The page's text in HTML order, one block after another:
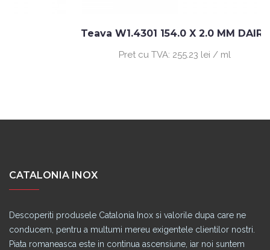
Teava W1.4301 154.0 X 2.0 MM DAIRY
Pret cu TVA:255.23 lei / ml
CATALONIA INOX
Descoperiti produsele Catalonia Inox si valorile dupa care ne
conducem, pentru a multumi mereu exigentele clientilor nostri.
Piata romaneasca este in continua ascensiune, iar noi suntem